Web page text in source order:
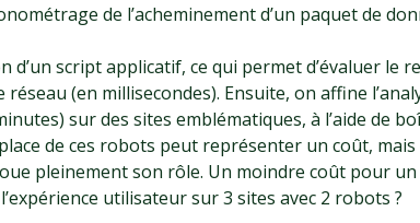
de l’acheminement d’un paquet de
d’un script applicatif, ce qui permet d’évaluer le
(en millisecondes). Ensuite, on affine
sur des sites emblématiques, à l’aide de
de ces robots peut représenter un coût, mais
pleinement son rôle. Un moindre coût pour
utilisateur sur 3 sites avec 2 robots ?